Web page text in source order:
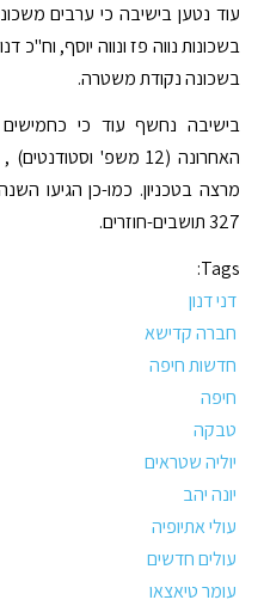
עוד נטען בישיבה כי ערבים
בשכונות נווה פז ונווה יוסף, וח"כ
בשכונה נקודת משטרה.
בישיבה נחשף עוד כי
האחרונה (12 משפ'
327 תושבים-חוזרים.
Tags:
דני דנון
חברה קדישא
חדשות חיפה
חיפה
טבקה
יוליה שטראים
יונה יהב
עולי אתיופיה
עולים חדשים
עומר טיאצאו